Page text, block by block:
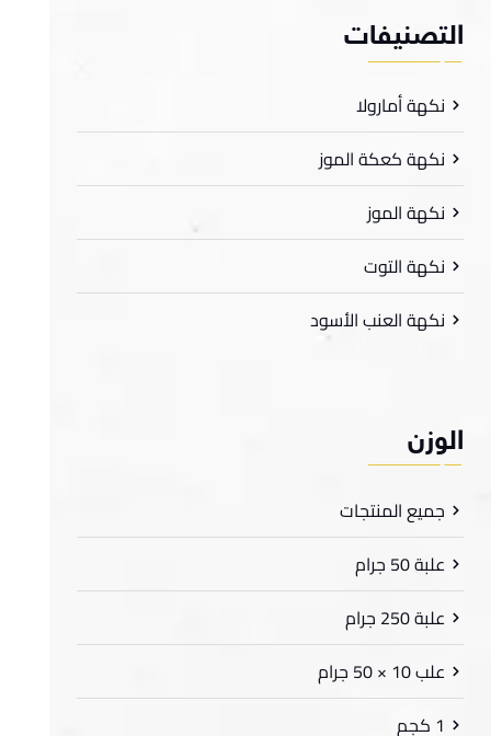
نكهة أمارولا
نكهة كعكة الموز
نكهة الموز
نكهة التوت
نكهة العنب الأسود
جميع المنتجات
علبة 50 جرام
علبة 250 جرام
علب 10 × 50 جرام